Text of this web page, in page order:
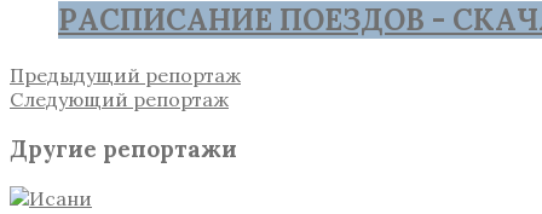
РАСПИСАНИЕ ПОЕЗДОВ -
Предыдущий репортаж
Следующий репортаж
Другие репортажи